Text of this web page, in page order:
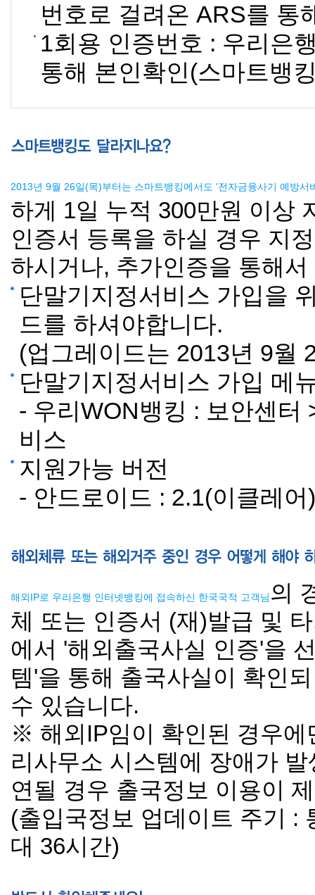
번호로 걸려온 ARS를 통
1회용 인증번호 : 우리은
통해 본인확인(스마트뱅
2013년 9월 26일(목)부터는 스마트뱅킹에서도 '전자금융사기 예방서
하게 1일 누적 300만원 이상
인증서 등록을 하실 경우 지
하시거나, 추가인증을 통해
단말기지정서비스 가입을
드를 하셔야합니다.
(업그레이드는 2013년 9월
단말기지정서비스 가입 메
- 우리WON뱅킹 : 보안센터
비스
지원가능 버전
- 안드로이드 : 2.1(이클레
해외IP로 우리은행 인터넷뱅킹에 접속하신 한국국적 고객님 의
체 또는 인증서 (재)발급 및
에서 '해외출국사실 인증'을
템'을 통해 출국사실이 확인
수 있습니다.
※ 해외IP임이 확인된 경우에
리사무소 시스템에 장애가
연될 경우 출국정보 이용이
(출입국정보 업데이트 주기 :
대 36시간)